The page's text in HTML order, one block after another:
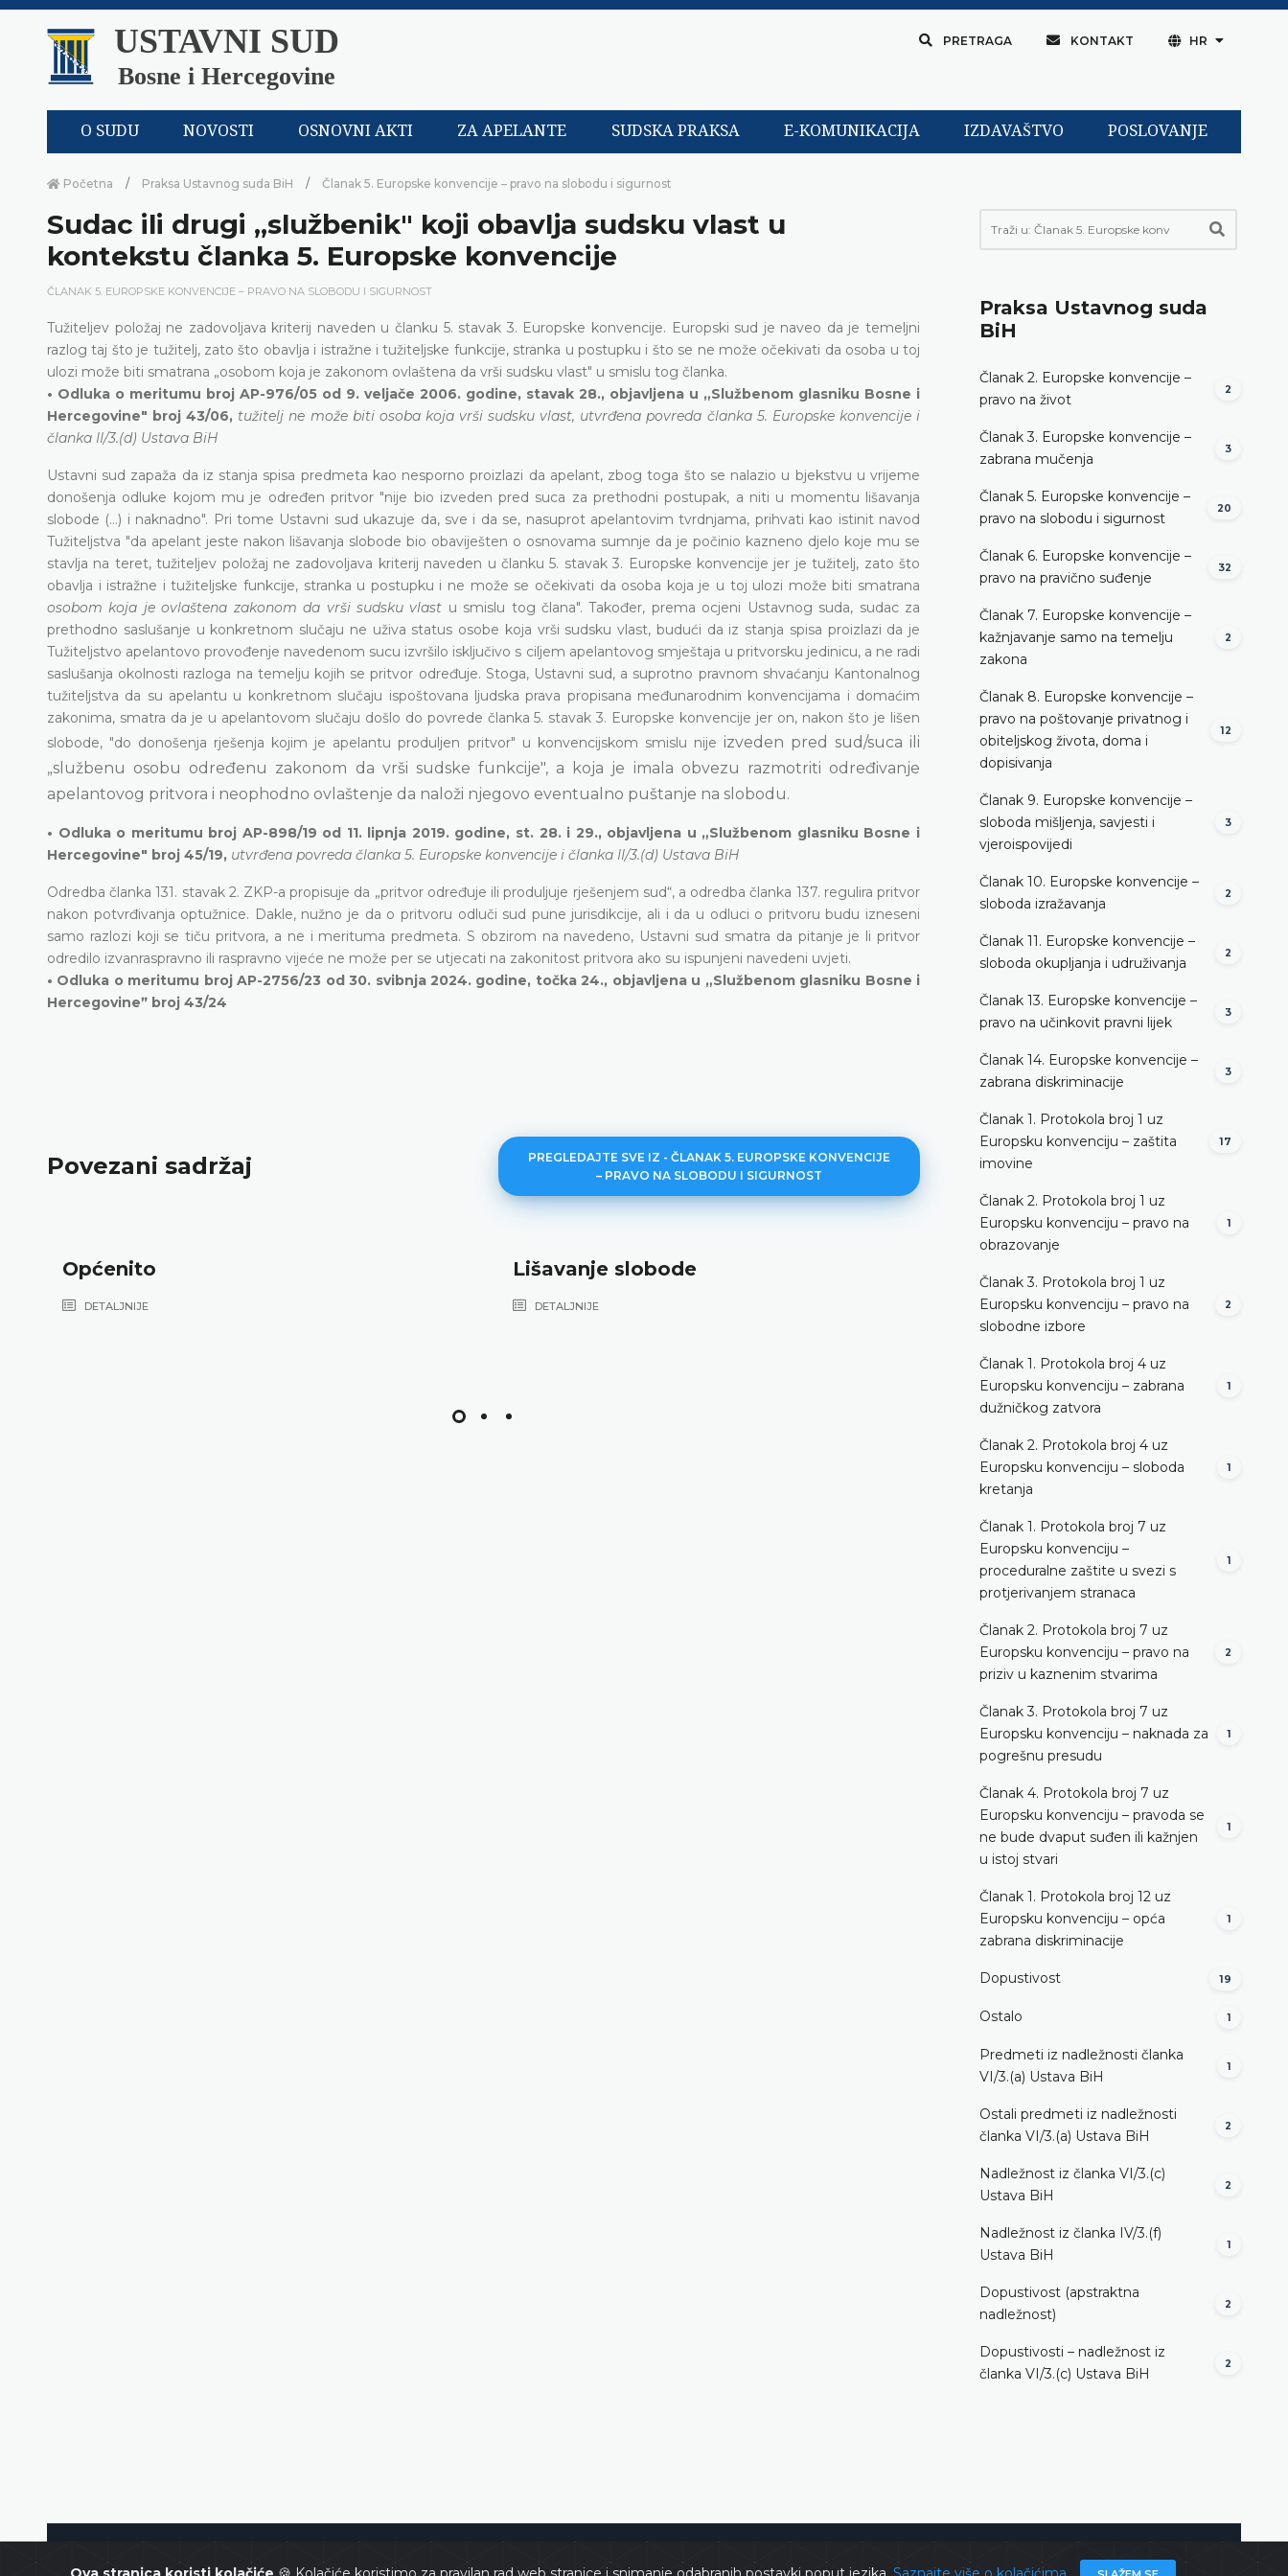
USTAVNI SUD
Bosne i Hercegovine
PRETRAGA KONTAKT HR
O SUDU NOVOSTI OSNOVNI AKTI ZA APELANTE SUDSKA PRAKSA E-KOMUNIKACIJA IZDAVAŠTVO POSLOVANJE
Početna Praksa Ustavnog suda BiH Članak 5. Europske konvencije – pravo na slobodu i sigurnost
Sudac ili drugi „službenik" koji obavlja sudsku vlast u
kontekstu članka 5. Europske konvencije
ČLANAK 5. EUROPSKE KONVENCIJE – PRAVO NA SLOBODU I SIGURNOST
Tužiteljev položaj ne zadovoljava kriterij naveden u članku 5. stavak 3. Europske konvencije. Europski sud je naveo da je temeljni
razlog taj što je tužitelj, zato što obavlja i istražne i tužiteljske funkcije, stranka u postupku i što se ne može očekivati da osoba u toj
ulozi može biti smatrana „osobom koja je zakonom ovlaštena da vrši sudsku vlast" u smislu tog članka.
• Odluka o meritumu broj AP-976/05 od 9. veljače 2006. godine, stavak 28., objavljena u „Službenom glasniku Bosne i
Hercegovine" broj 43/06, tužitelj ne može biti osoba koja vrši sudsku vlast, utvrđena povreda članka 5. Europske konvencije i
članka II/3.(d) Ustava BiH
Ustavni sud zapaža da iz stanja spisa predmeta kao nesporno proizlazi da apelant, zbog toga što se nalazio u bjekstvu u vrijeme
donošenja odluke kojom mu je određen pritvor "nije bio izveden pred suca za prethodni postupak, a niti u momentu lišavanja
slobode (…) i naknadno". Pri tome Ustavni sud ukazuje da, sve i da se, nasuprot apelantovim tvrdnjama, prihvati kao istinit navod
Tužiteljstva "da apelant jeste nakon lišavanja slobode bio obaviješten o osnovama sumnje da je počinio kazneno djelo koje mu se
stavlja na teret, tužiteljev položaj ne zadovoljava kriterij naveden u članku 5. stavak 3. Europske konvencije jer je tužitelj, zato što
obavlja i istražne i tužiteljske funkcije, stranka u postupku i ne može se očekivati da osoba koja je u toj ulozi može biti smatrana
osobom koja je ovlaštena zakonom da vrši sudsku vlast u smislu tog člana". Također, prema ocjeni Ustavnog suda, sudac za
prethodno saslušanje u konkretnom slučaju ne uživa status osobe koja vrši sudsku vlast, budući da iz stanja spisa proizlazi da je
Tužiteljstvo apelantovo provođenje navedenom sucu izvršilo isključivo s ciljem apelantovog smještaja u pritvorsku jedinicu, a ne radi
saslušanja okolnosti razloga na temelju kojih se pritvor određuje. Stoga, Ustavni sud, a suprotno pravnom shvaćanju Kantonalnog
tužiteljstva da su apelantu u konkretnom slučaju ispoštovana ljudska prava propisana međunarodnim konvencijama i domaćim
zakonima, smatra da je u apelantovom slučaju došlo do povrede članka 5. stavak 3. Europske konvencije jer on, nakon što je lišen
slobode, "do donošenja rješenja kojim je apelantu produljen pritvor" u konvencijskom smislu nije izveden pred sud/suca ili
„službenu osobu određenu zakonom da vrši sudske funkcije", a koja je imala obvezu razmotriti određivanje
apelantovog pritvora i neophodno ovlaštenje da naloži njegovo eventualno puštanje na slobodu.
• Odluka o meritumu broj AP-898/19 od 11. lipnja 2019. godine, st. 28. i 29., objavljena u „Službenom glasniku Bosne i
Hercegovine" broj 45/19, utvrđena povreda članka 5. Europske konvencije i članka II/3.(d) Ustava BiH
Odredba članka 131. stavak 2. ZKP-a propisuje da „pritvor određuje ili produljuje rješenjem sud“, a odredba članka 137. regulira pritvor
nakon potvrđivanja optužnice. Dakle, nužno je da o pritvoru odluči sud pune jurisdikcije, ali i da u odluci o pritvoru budu izneseni
samo razlozi koji se tiču pritvora, a ne i merituma predmeta. S obzirom na navedeno, Ustavni sud smatra da pitanje je li pritvor
odredilo izvanraspravno ili raspravno vijeće ne može per se utjecati na zakonitost pritvora ako su ispunjeni navedeni uvjeti.
• Odluka o meritumu broj AP-2756/23 od 30. svibnja 2024. godine, točka 24., objavljena u „Službenom glasniku Bosne i
Hercegovineˮ broj 43/24
Povezani sadržaj
PREGLEDAJTE SVE IZ - ČLANAK 5. EUROPSKE KONVENCIJE
– PRAVO NA SLOBODU I SIGURNOST
Općenito
DETALJNIJE
Lišavanje slobode
DETALJNIJE DETALJNIJE
Praksa Ustavnog suda
BiH
Članak 2. Europske konvencije –
pravo na život
2
Članak 3. Europske konvencije –
zabrana mučenja
3
Članak 5. Europske konvencije –
pravo na slobodu i sigurnost
20
Članak 6. Europske konvencije –
pravo na pravično suđenje
32
Članak 7. Europske konvencije –
kažnjavanje samo na temelju
zakona
2
Članak 8. Europske konvencije –
pravo na poštovanje privatnog i
obiteljskog života, doma i
dopisivanja
12
Članak 9. Europske konvencije –
sloboda mišljenja, savjesti i
vjeroispovijedi
3
Članak 10. Europske konvencije –
sloboda izražavanja
2
Članak 11. Europske konvencije –
sloboda okupljanja i udruživanja
2
Članak 13. Europske konvencije –
pravo na učinkovit pravni lijek
3
Članak 14. Europske konvencije –
zabrana diskriminacije
3
Članak 1. Protokola broj 1 uz
Europsku konvenciju – zaštita
imovine
17
Članak 2. Protokola broj 1 uz
Europsku konvenciju – pravo na
obrazovanje
1
Članak 3. Protokola broj 1 uz
Europsku konvenciju – pravo na
slobodne izbore
2
Članak 1. Protokola broj 4 uz
Europsku konvenciju – zabrana
dužničkog zatvora
1
Članak 2. Protokola broj 4 uz
Europsku konvenciju – sloboda
kretanja
1
Članak 1. Protokola broj 7 uz
Europsku konvenciju –
proceduralne zaštite u svezi s
protjerivanjem stranaca
1
Članak 2. Protokola broj 7 uz
Europsku konvenciju – pravo na
priziv u kaznenim stvarima
2
Članak 3. Protokola broj 7 uz
Europsku konvenciju – naknada za
pogrešnu presudu
1
Članak 4. Protokola broj 7 uz
Europsku konvenciju – pravoda se
ne bude dvaput suđen ili kažnjen
u istoj stvari
1
Članak 1. Protokola broj 12 uz
Europsku konvenciju – opća
zabrana diskriminacije
1
Dopustivost 19
Ostalo 1
Predmeti iz nadležnosti članka
VI/3.(a) Ustava BiH
1
Ostali predmeti iz nadležnosti
članka VI/3.(a) Ustava BiH
2
Nadležnost iz članka VI/3.(c)
Ustava BiH
2
Nadležnost iz članka IV/3.(f)
Ustava BiH
1
Dopustivost (apstraktna
nadležnost)
2
Dopustivosti – nadležnost iz
članka VI/3.(c) Ustava BiH
2
Copyrights @ 2026Ustavni sud BiHSva prava zadržana.